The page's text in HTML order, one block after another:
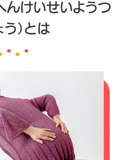
んけいせいようつ
う）とは